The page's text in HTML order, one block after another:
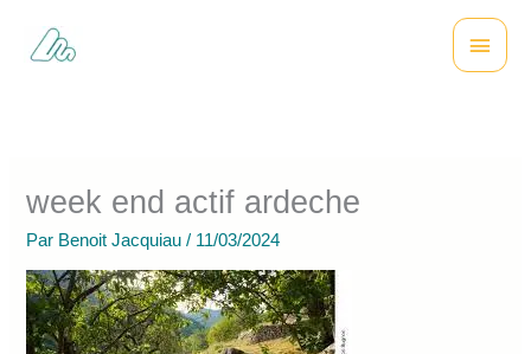
contenu
Menu
week end actif ardeche
Par Benoit Jacquiau/ 11/03/2024